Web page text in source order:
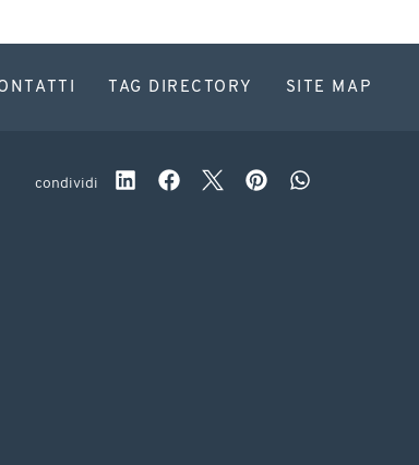
TAG DIRECTORY SITE MAP
condividi